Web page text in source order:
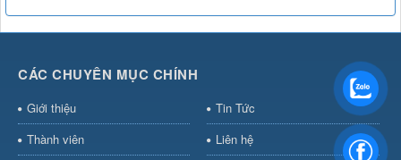
CÁC CHUYÊN MỤC CHÍNH
Giới thiệu
Tin Tức
Thành viên
Liên hệ